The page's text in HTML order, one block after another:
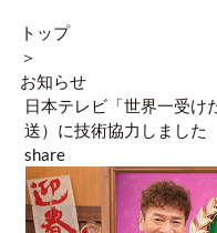
トップ
＞
お知らせ
日本テレビ「世界一受
送）に技術協力しました
share